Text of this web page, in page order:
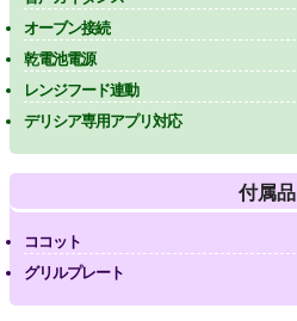
オーブン接続
乾電池電源
レンジフード連動
デリシア専用アプリ対応
付属品
ココット
グリルプレート